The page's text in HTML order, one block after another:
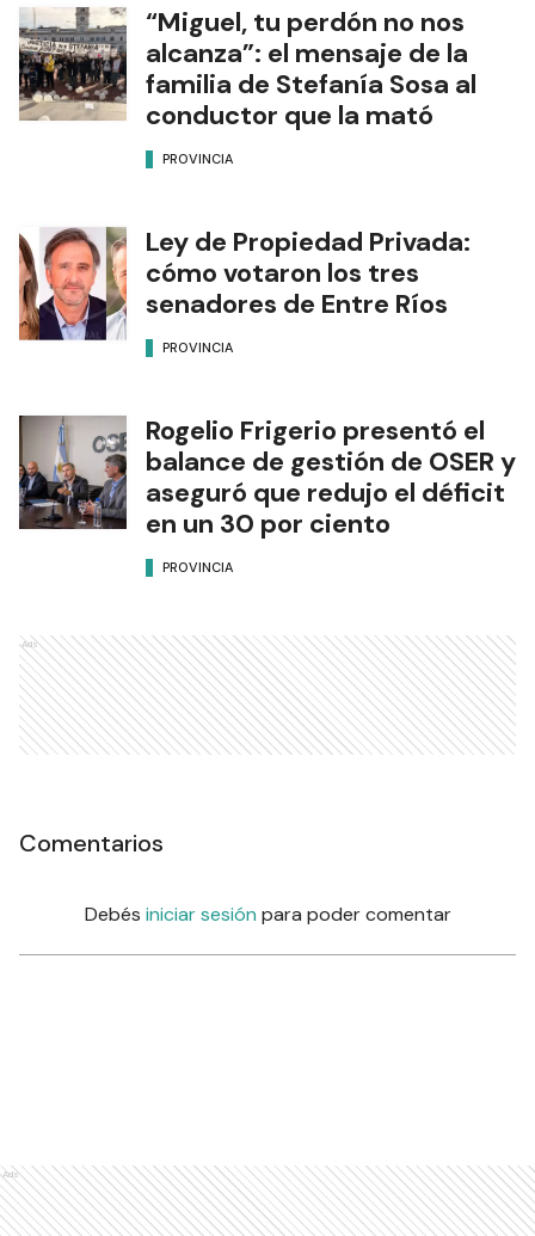
“Miguel, tu perdón no nos
alcanza”: el mensaje de la
familia de Stefanía Sosa al
conductor que la mató
PROVINCIA
Ley de Propiedad Privada:
cómo votaron los tres
senadores de Entre Ríos
PROVINCIA
Rogelio Frigerio presentó el
balance de gestión de OSER y
aseguró que redujo el déficit
en un 30 por ciento
PROVINCIA
Ads
Comentarios
Debés iniciar sesión para poder comentar
Ads